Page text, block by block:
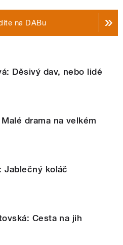
na DABu
Děsivý dav, nebo lidé
drama na velkém
Jablečný koláč
Cesta na jih